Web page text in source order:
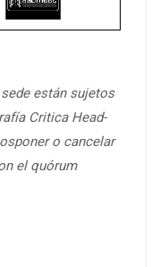
están sujetos
Critica Head-
o cancelar
el quórum